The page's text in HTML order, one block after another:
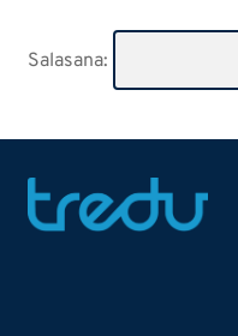
Tredun opiskelijat
Salasana: